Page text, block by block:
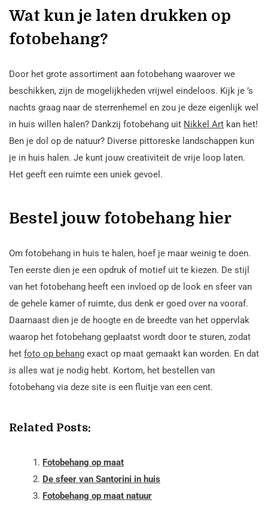
Wat kun je laten drukken op
fotobehang?
Door het grote assortiment aan fotobehang waarover we
beschikken, zijn de mogelijkheden vrijwel eindeloos. Kijk je ’s
nachts graag naar de sterrenhemel en zou je deze eigenlijk wel
in huis willen halen? Dankzij fotobehang uit Nikkel Art kan het!
Ben je dol op de natuur? Diverse pittoreske landschappen kun
je in huis halen. Je kunt jouw creativiteit de vrije loop laten.
Het geeft een ruimte een uniek gevoel.
Bestel jouw fotobehang hier
Om fotobehang in huis te halen, hoef je maar weinig te doen.
Ten eerste dien je een opdruk of motief uit te kiezen. De stijl
van het fotobehang heeft een invloed op de look en sfeer van
de gehele kamer of ruimte, dus denk er goed over na vooraf.
Daarnaast dien je de hoogte en de breedte van het oppervlak
waarop het fotobehang geplaatst wordt door te sturen, zodat
het foto op behang exact op maat gemaakt kan worden. En dat
is alles wat je nodig hebt. Kortom, het bestellen van
fotobehang via deze site is een fluitje van een cent.
Related Posts:
Fotobehang op maat
De sfeer van Santorini in huis
Fotobehang op maat natuur